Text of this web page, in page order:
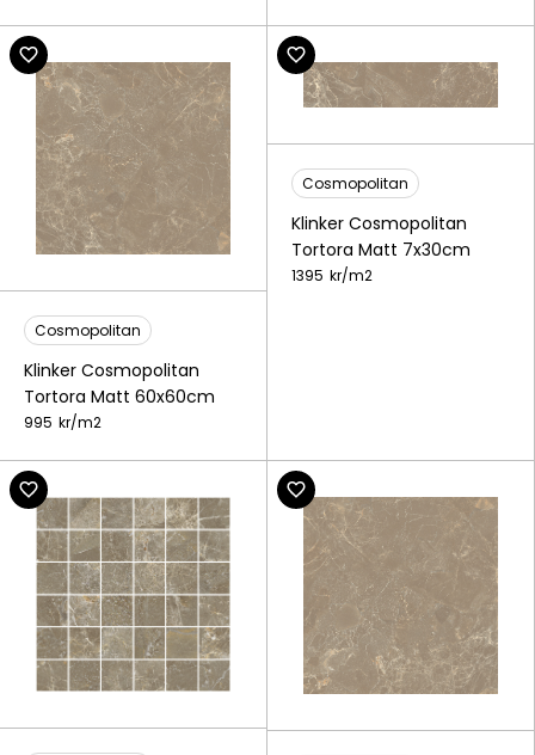
Cosmopolitan
Klinker Cosmopolitan
Tortora Matt 60x60cm
995 kr/m2
Cosmopolitan
Klinker Cosmopolitan
Tortora Matt 7x30cm
1395 kr/m2